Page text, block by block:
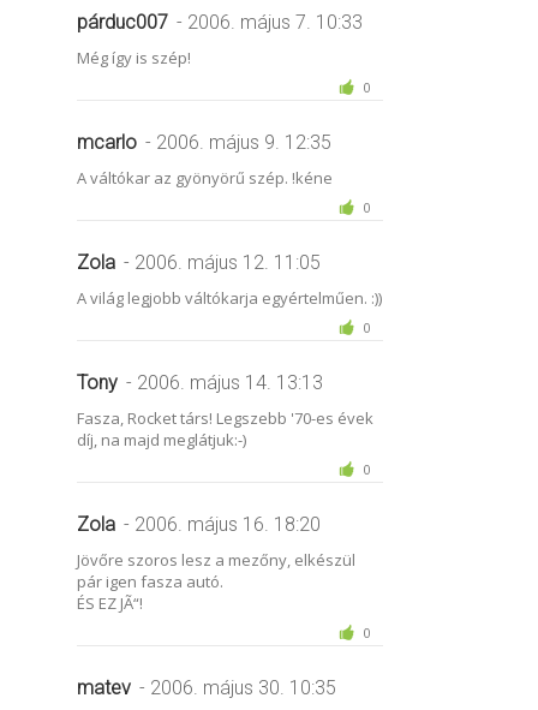
párduc007 - 2006. május 7. 10:33
Még így is szép!
0
mcarlo - 2006. május 9. 12:35
A váltókar az gyönyörű szép. !kéne
0
Zola - 2006. május 12. 11:05
A világ legjobb váltókarja egyértelműen. :))
0
Tony - 2006. május 14. 13:13
Fasza, Rocket társ! Legszebb '70-es évek
díj, na majd meglátjuk:-)
0
Zola - 2006. május 16. 18:20
Jövőre szoros lesz a mezőny, elkészül
pár igen fasza autó.
ÉS EZ JÃ“!
0
matev - 2006. május 30. 10:35